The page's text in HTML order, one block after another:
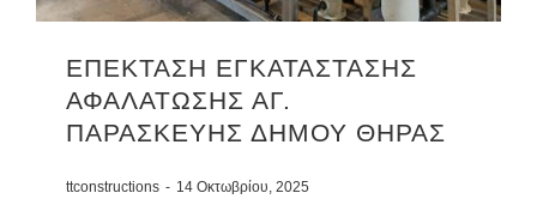
ΕΠΕΚΤΑΣΗ ΕΓΚΑΤΑΣΤΑΣΗΣ
ΑΦΑΛΑΤΩΣΗΣ ΑΓ.
ΠΑΡΑΣΚΕΥΗΣ ΔΗΜΟΥ ΘΗΡΑΣ
ttconstructions - 14 Οκτωβρίου, 2025